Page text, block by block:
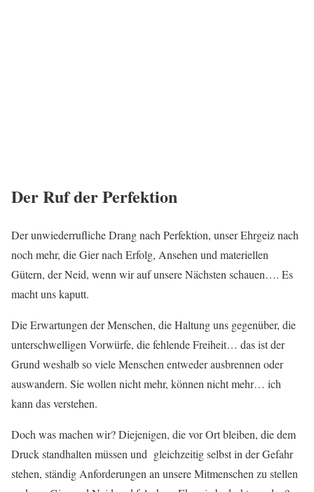
Der Ruf der Perfektion
Der unwiederrufliche Drang nach Perfektion, unser Ehrgeiz nach
noch mehr, die Gier nach Erfolg, Ansehen und materiellen
Gütern, der Neid, wenn wir auf unsere Nächsten schauen…. Es
macht uns kaputt.
Die Erwartungen der Menschen, die Haltung uns gegenüber, die
unterschwelligen Vorwürfe, die fehlende Freiheit… das ist der
Grund weshalb so viele Menschen entweder ausbrennen oder
auswandern. Sie wollen nicht mehr, können nicht mehr… ich
kann das verstehen.
Doch was machen wir? Diejenigen, die vor Ort bleiben, die dem
Druck standhalten müssen und gleichzeitig selbst in der Gefahr
stehen, ständig Anforderungen an unsere Mitmenschen zu stellen